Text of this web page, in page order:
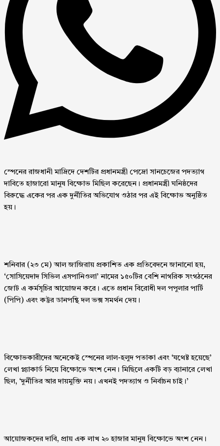
স্পেনের রাজধানী মাদ্রিদে দেশটির প্রধানমন্ত্রী পেদ্রো সানচেজের পদত্যাগ
দাবিতে হাজারো মানুষ বিক্ষোভ মিছিল করেছেন। প্রধানমন্ত্রী ঘনিষ্ঠদের
বিরুদ্ধে একের পর এক দুর্নীতির অভিযোগ ওঠার পর এই বিক্ষোভ অনুষ্ঠিত
হয়।
শনিবার (২৩ মে) আল জাজিরায় প্রকাশিত এক প্রতিবেদনে জানানো হয়,
‘সোসিয়েদাদ সিভিল এসপানিওলা’ নামের ১৫০টির বেশি নাগরিক সংগঠনের
জোট এ কর্মসূচির আয়োজন করে। এতে প্রধান বিরোধী দল পপুলার পার্টি
(পিপি) এবং কট্টর ডানপন্থি দল ভক্স সমর্থন দেয়।
বিক্ষোভকারীদের অনেকেই স্পেনের লাল-হলুদ পতাকা এবং ‘যথেষ্ট হয়েছে’
লেখা প্ল্যাকার্ড নিয়ে বিক্ষোভে অংশ নেন। মিছিলে একটি বড় ব্যানারে লেখা
ছিল, ‘দুর্নীতির আর দায়মুক্তি নয়। এখনই পদত্যাগ ও নির্বাচন চাই।’
আয়োজকদের দাবি, প্রায় এক লাখ ২০ হাজার মানুষ বিক্ষোভে অংশ নেন।